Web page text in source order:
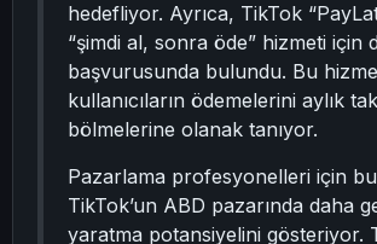
hedefliyor. Ayrıca, TikTok
“şimdi al, sonra öde” hizmeti için
başvurusunda bulundu. Bu
kullanıcıların ödemelerini aylık
bölmelerine olanak tanıyor.
Pazarlama profesyonelleri için
TikTok’un ABD pazarında daha
yaratma potansiyelini gösteriyor.